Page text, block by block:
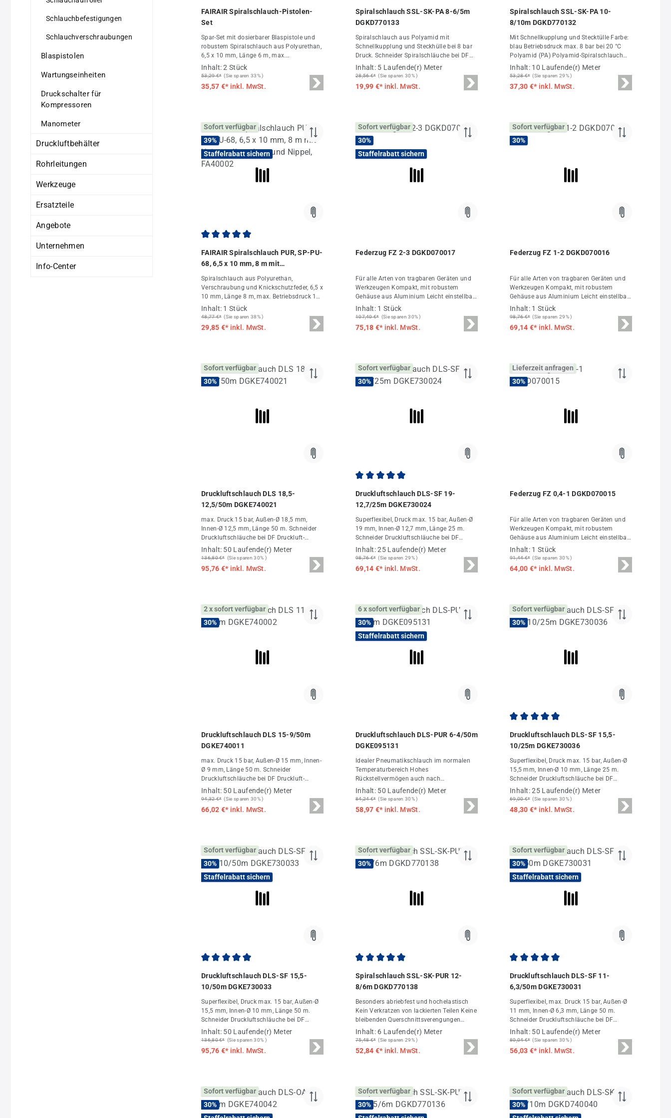
Schlauchbefestigungen
Schlauchverschraubungen
Blaspistolen
Wartungseinheiten
Druckschalter für
Kompressoren
Manometer
Druckluftbehälter
Rohrleitungen
Werkzeuge
Ersatzteile
Angebote
Unternehmen
Info-Center
FAIRAIR Spiralschlauch-Pistolen-
Set
Spar-Set mit dosierbarer Blaspistole und
robustem Spiralschlauch aus Polyurethan,
6,5 x 10 mm, Länge 6 m, max.
Betriebsdruck 10 bar mit
Universalkupplung und Nippel. | FAIRAIR
Starter-Set bei DF
Inhalt:2 Stück
53,29 €* (Sie sparen 33% )
35,57 €* inkl. MwSt.
Spiralschlauch SSL-SK-PA 8-6/5m
DGKD770133
Spiralschlauch aus Polyamid mit
Schnellkupplung und Steckhülle bei 8 bar
Druck. Schneider Spiralschläuche bei DF
Druckluft-Fachhandel.
Inhalt: 5 Laufende(r) Meter
28,56 €* (Sie sparen 30% )
19,99 €* inkl. MwSt.
Spiralschlauch SSL-SK-PA 10-
8/10m DGKD770132
Mit Schnellkupplung und Stecktülle Farbe:
blau Betriebsdruck max. 8 bar bei 20 °C
Polyamid (PA) Polyamid-Spiralschlauch
Mit Drehgelenken an den Anschlüssen
(außer D770133) Drehbar Technische
Innen-Ø 8 mm Arbeitslänge 6 m gestreckte
Inhalt: 10 Laufende(r) Meter
53,28 €* (Sie sparen 29% )
37,30 €* inkl. MwSt.
Sofort verfügbar
39%
Staffelrabatt sichern
FAIRAIR Spiralschlauch PUR, SP-PU-
68, 6,5 x 10 mm, 8 m mit
Universalkupplung und Nippel,
FA40002
Spiralschlauch aus Polyurethan,
Verschraubung und Knickschutzfeder, 6,5 x
10 mm, Länge 8 m, max. Betriebsdruck 10
bar, mit Universalkupplung und Nippel |
FAIRAIR Spiralschlauch bei DF Druckluft-
Fachhandel
Inhalt: 1 Stück
48,77 €* (Sie sparen 38% )
29,85 €* inkl. MwSt.
Sofort verfügbar
30%
Staffelrabatt sichern
Federzug FZ 2-3 DGKD070017
Für alle Arten von tragbaren Geräten und
Werkzeugen Kompakt, mit robustem
Gehäuse aus Aluminium Leicht einstellbar
Seilausgang nach unten Gummipuffer in
der Endstellung Federzug Technische
m Gewicht 0,79 kg
Inhalt: 1 Stück
107,40 €* (Sie sparen 30% )
75,18 €* inkl. MwSt.
Sofort verfügbar
30%
Federzug FZ 1-2 DGKD070016
Für alle Arten von tragbaren Geräten und
Werkzeugen Kompakt, mit robustem
Gehäuse aus Aluminium Leicht einstellbar
Seilausgang nach unten Gummipuffer in
der Endstellung Federzug Technische
m Gewicht 0,67 kg
Inhalt: 1 Stück
98,76 €* (Sie sparen 29% )
69,14 €* inkl. MwSt.
Sofort verfügbar
30%
Druckluftschlauch DLS 18,5-
12,5/50m DGKE740021
max. Druck 15 bar, Außen-Ø 18,5 mm,
Innen-Ø 12,5 mm, Länge 50 m. Schneider
Druckluftschläuche bei DF Druckluft-
Fachhandel.
Inhalt: 50 Laufende(r) Meter
136,80 €* (Sie sparen 30% )
95,76 €* inkl. MwSt.
Sofort verfügbar
30%
Druckluftschlauch DLS-SF 19-
12,7/25m DGKE730024
Superflexibel, Druck max. 15 bar, Außen-Ø
19 mm, Innen-Ø 12,7 mm, Länge 25 m.
Schneider Druckluftschläuche bei DF
Druckluft-Fachhandel.
Inhalt:25 Laufende(r) Meter
98,76 €* (Sie sparen 29% )
69,14 €* inkl. MwSt.
Lieferzeit anfragen
30%
Federzug FZ 0,4-1 DGKD070015
Für alle Arten von tragbaren Geräten und
Werkzeugen Kompakt, mit robustem
Gehäuse aus Aluminium Leicht einstellbar
Seilausgang nach unten Gummipuffer in
der Endstellung Federzug Technische
m Gewicht 0,63 kg
Inhalt: 1 Stück
91,44 €* (Sie sparen 30% )
64,00 €* inkl. MwSt.
2 x sofort verfügbar
30%
Druckluftschlauch DLS 15-9/50m
DGKE740011
max. Druck 15 bar, Außen-Ø 15 mm, Innen-
Ø 9 mm, Länge 50 m. Schneider
Druckluftschläuche bei DF Druckluft-
Fachhandel.
Inhalt: 50 Laufende(r) Meter
94,32 €* (Sie sparen 30% )
66,02 €* inkl. MwSt.
6 x sofort verfügbar
30%
Staffelrabatt sichern
Druckluftschlauch DLS-PUR 6-4/50m
DGKE095131
Idealer Pneumatikschlauch im normalen
Temperaturbereich Hohes
Rückstellvermögen auch nach
Langzeitbelastung Hohe Abriebfestigkeit,
sehr gute Kälteflexibilität, hohe
Zerreißfähigkeit Max. Betriebsdruck bei 20
°C (s. Tabelle) Farbe: blau Besonders
Außen-Ø 6 mm Innen-Ø 4 mm Länge 50 m
Inhalt: 50 Laufende(r) Meter
84,24 €* (Sie sparen 30% )
58,97 €* inkl. MwSt.
Sofort verfügbar
30%
Druckluftschlauch DLS-SF 15,5-
10/25m DGKE730036
Superflexibel, Druck max. 15 bar, Außen-Ø
15,5 mm, Innen-Ø 10 mm, Länge 25 m.
Schneider Druckluftschläuche bei DF
Druckluft-Fachhandel.
Inhalt:25 Laufende(r) Meter
69,00 €* (Sie sparen 30% )
48,30 €* inkl. MwSt.
Sofort verfügbar
30%
Staffelrabatt sichern
Druckluftschlauch DLS-SF 15,5-
10/50m DGKE730033
Superflexibel, Druck max. 15 bar, Außen-Ø
15,5 mm, Innen-Ø 10 mm, Länge 50 m.
Schneider Druckluftschläuche bei DF
Druckluft-Fachhandel.
Inhalt: 50 Laufende(r) Meter
136,80 €* (Sie sparen 30% )
95,76 €* inkl. MwSt.
Sofort verfügbar
30%
Spiralschlauch SSL-SK-PUR 12-
8/6m DGKD770138
Besonders abriebfest und hochelastisch
Kein Verkratzen von lackierten Teilen Keine
bleibenden Querschnittsverengungen
durch Abknicken Kleine
Windungsdurchmesser Mit geradem
Schlauchanschluss Mit Drehgelenken an
den Anschlüssen Betriebsdruck max. 8 bar
Stecktülle (drehbar gelagert) Technische
Daten Druck max. 8 bar Außen-Ø 12 mm
Innen-Ø 8 mm Arbeitslänge 4,8 m
Inhalt: 6 Laufende(r) Meter
75,48 €* (Sie sparen 29% )
52,84 €* inkl. MwSt.
Sofort verfügbar
30%
Staffelrabatt sichern
Druckluftschlauch DLS-SF 11-
6,3/50m DGKE730031
Superflexibel, max. Druck 15 bar, Außen-Ø
11 mm, Innen-Ø 6,3 mm, Länge 50 m.
Schneider Druckluftschläuche bei DF
Druckluft-Fachhandel.
Inhalt: 50 Laufende(r) Meter
80,04 €* (Sie sparen 30% )
56,03 €* inkl. MwSt.
Sofort verfügbar
30%
Sofort verfügbar
30%
Sofort verfügbar
30%